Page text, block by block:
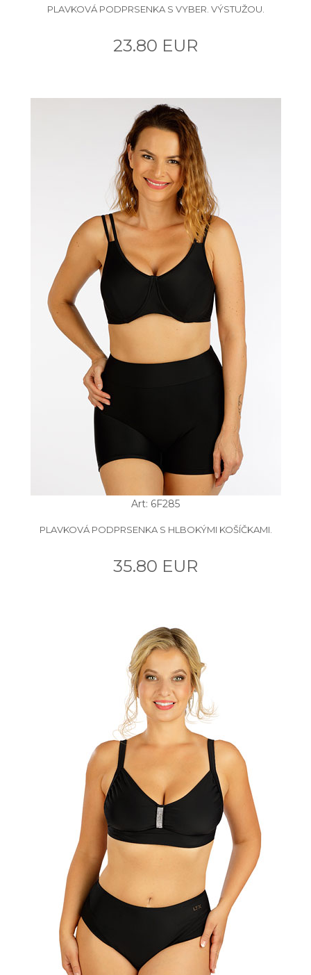
PLAVKOVÁ PODPRSENKA S VYBER. VÝSTUŽOU.
23.80 EUR
Art: 6F285
PLAVKOVÁ PODPRSENKA S HLBOKÝMI KOŠÍČKAMI.
35.80 EUR